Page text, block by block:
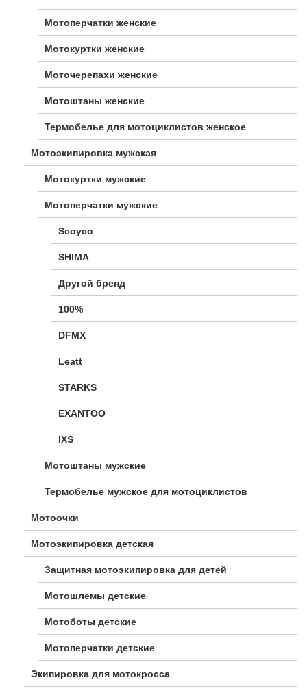
Мотоперчатки женские
Мотокуртки женские
Моточерепахи женские
Мотоштаны женские
Термобелье для мотоциклистов женское
Мотоэкипировка мужская
Мотокуртки мужские
Мотоперчатки мужские
Scoyco
SHIMA
Другой бренд
100%
DFMX
Leatt
STARKS
EXANTOO
IXS
Мотоштаны мужские
Термобелье мужское для мотоциклистов
Мотоочки
Мотоэкипировка детская
Защитная мотоэкипировка для детей
Мотошлемы детские
Мотоботы детские
Мотоперчатки детские
Экипировка для мотокросса